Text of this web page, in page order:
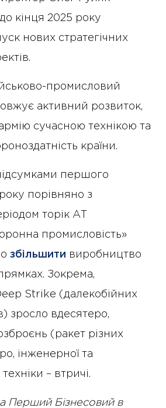
кінця 2025 року
нових стратегічних
промисловий
активний розвиток,
сучасною технікою та
країни.
першого
порівняно з
торік АТ
промисловість»
збільшити виробництво
Зокрема,
Strike (далекобійних
зросло вдесятеро,
(ракет різних
інженерної та
– втричі.
Перший Бізнесовий в